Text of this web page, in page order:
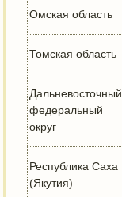
Омская область
Томская область
Дальневосточный
федеральный
округ
Республика Саха
(Якутия)